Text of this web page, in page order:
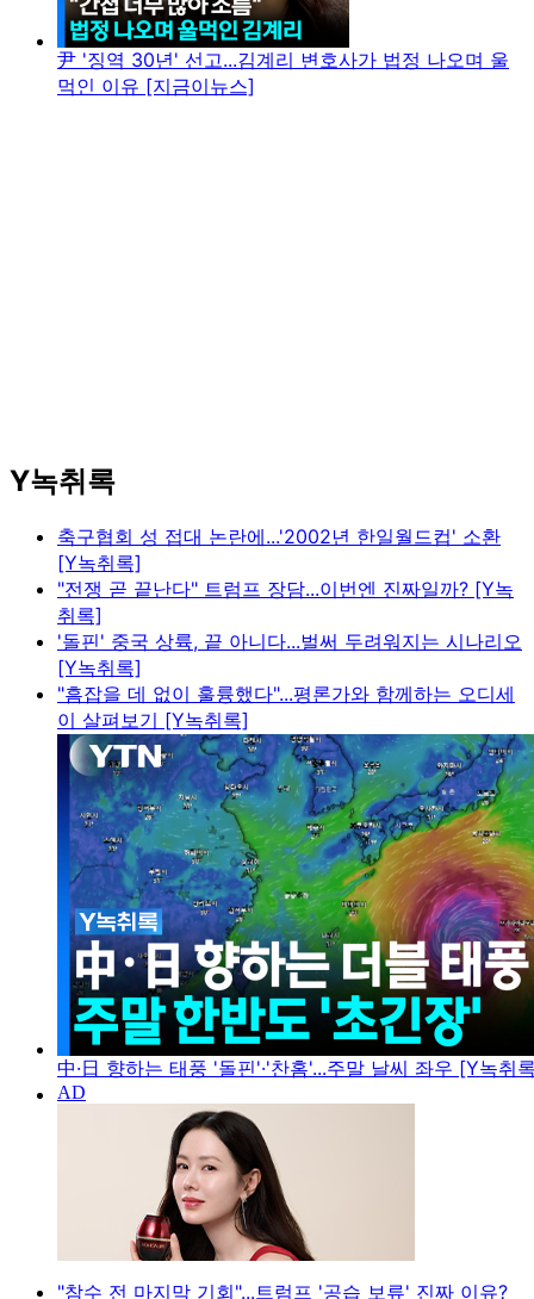
尹 '징역 30년' 선고...김계리 변호사가 법정 나오며 울
먹인 이유 [지금이뉴스]
Y녹취록
축구협회 성 접대 논란에...'2002년 한일월드컵' 소환
[Y녹취록]
"전쟁 곧 끝난다" 트럼프 장담...이번엔 진짜일까? [Y녹
취록]
'돌핀' 중국 상륙, 끝 아니다...벌써 두려워지는 시나리오
[Y녹취록]
"흠잡을 데 없이 훌륭했다"...평론가와 함께하는 오디세
이 살펴보기 [Y녹취록]
中·日 향하는 태풍 '돌핀'·'찬홈'...주말 날씨 좌우 [Y녹취
"참수 전 마지막 기회"...트럼프 '공습 보류' 진짜 이유?